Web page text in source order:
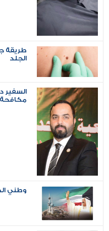
طريقة
الجلد
السفير
مكافحة
وطني